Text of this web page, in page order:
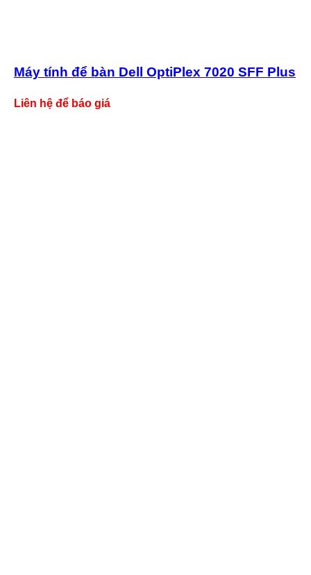
Máy tính để bàn Dell OptiPlex 7020 SFF Plus
Liên hệ để báo giá